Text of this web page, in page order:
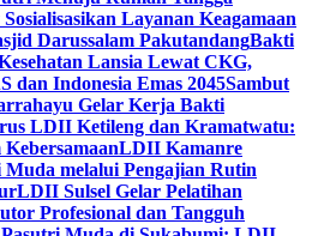
Layanan Keagamaan
Darussalam PakutandangBakti
Lansia Lewat CKG,
dan Indonesia Emas 2045Sambut
Gelar Kerja Bakti
LDII Ketileng dan Kramatwatu:
LDII Kamanre
melalui Pengajian Rutin
LDII Sulsel Gelar Pelatihan
Profesional dan Tangguh